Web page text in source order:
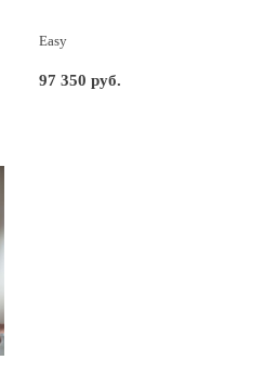
Easy
97 350 руб.